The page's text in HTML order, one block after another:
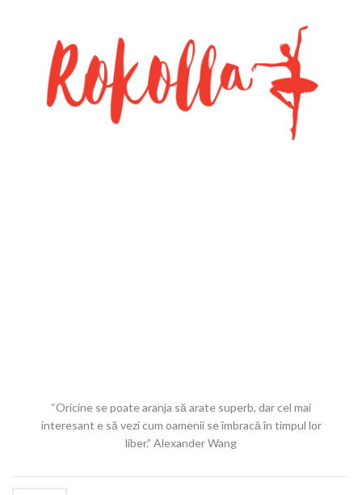
“Oricine se poate aranja să arate superb, dar cel mai
interesant e să vezi cum oamenii se îmbracă în timpul lor
liber.” Alexander Wang